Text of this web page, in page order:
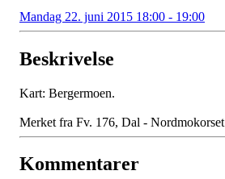
Mandag 22. juni 2015 18:00 - 19:00
Beskrivelse
Kart: Bergermoen.
Merket fra Fv. 176, Dal - Nordmokorset
Kommentarer